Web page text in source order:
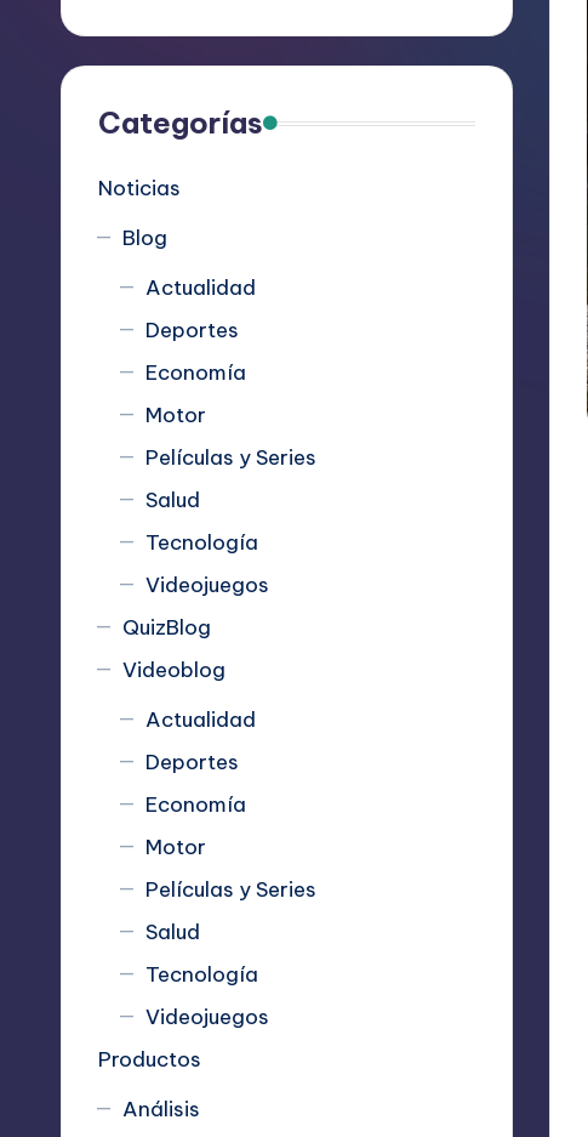
R
e
Categorías
Noticias
Blog
Actualidad
Deportes
Economía
Motor
Películas y Series
Salud
Tecnología
Videojuegos
QuizBlog
Videoblog
Actualidad
Deportes
Economía
Motor
Películas y Series
Salud
Tecnología
Videojuegos
Productos
Análisis